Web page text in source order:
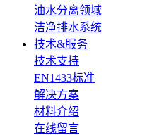
油水分离领域
洁净排水系统
技术&服务
技术支持
EN1433标准
解决方案
材料介绍
在线留言